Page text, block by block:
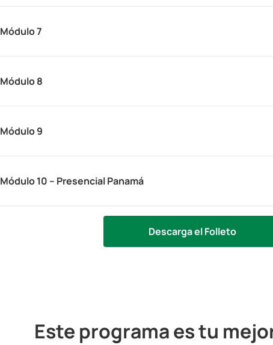
Módulo 7
Módulo 8
Módulo 9
Módulo 10 – Presencial Panamá
Descarga el Folleto
Este programa es tu